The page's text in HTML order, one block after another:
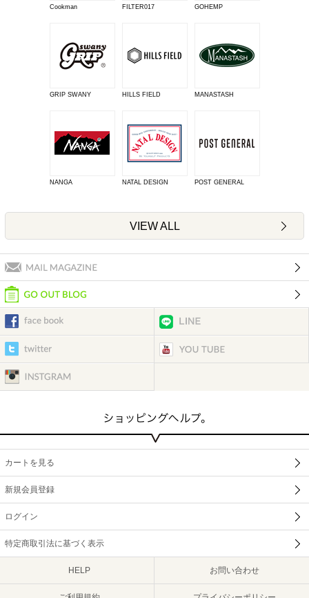
Cookman FILTER017 GOHEMP
GRIP SWANY HILLS FIELD MANASTASH
NANGA NATAL DESIGN POST GENERAL
VIEW ALL
カートを見る
新規会員登録
ログイン
特定商取引法に基づく表示
HELP お問い合わせ